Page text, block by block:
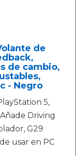
de
de cambio,
- Negro
5,
Driving
G29
usar en PC